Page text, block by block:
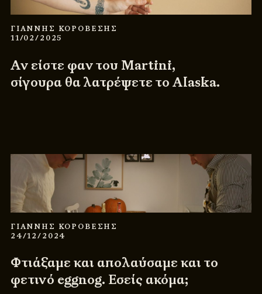
ΓΙΑΝΝΗΣ ΚΟΡΟΒΕΣΗΣ
11/02/2025
Αν είστε φαν του Martini,
σίγουρα θα λατρέψετε το Alaska.
ΓΙΑΝΝΗΣ ΚΟΡΟΒΕΣΗΣ
24/12/2024
Φτιάξαμε και απολαύσαμε και το
φετινό eggnog. Εσείς ακόμα;